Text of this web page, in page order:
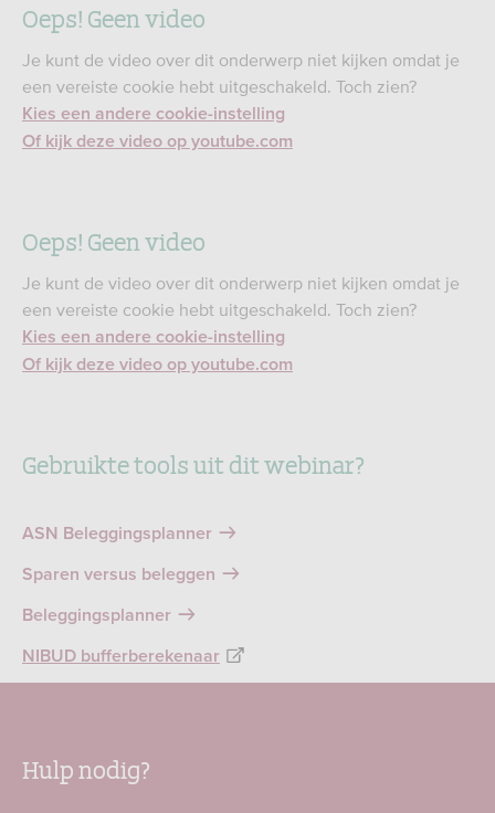
Oeps! Geen video
Je kunt de video over dit onderwerp niet kijken omdat je
een vereiste cookie hebt uitgeschakeld. Toch zien?
Kies een andere cookie-instelling
Of kijk deze video op youtube.com
Oeps! Geen video
Je kunt de video over dit onderwerp niet kijken omdat je
een vereiste cookie hebt uitgeschakeld. Toch zien?
Kies een andere cookie-instelling
Of kijk deze video op youtube.com
Gebruikte tools uit dit webinar?
ASN Beleggingsplanner
Sparen versus beleggen
Beleggingsplanner
NIBUD bufferberekenaar
Hulp nodig?